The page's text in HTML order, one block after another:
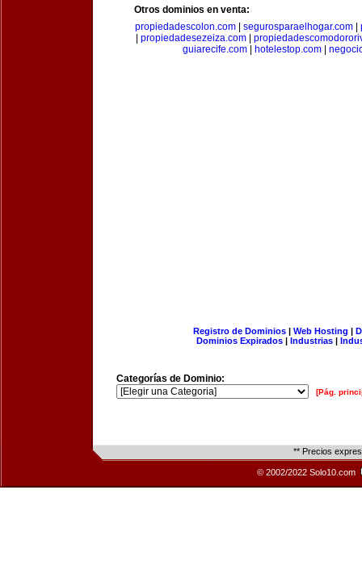
Otros dominios en venta:
propiedadescolon.com| segurosparaelhogar.com|
propiedadesezeiza.com|
guiarecife.com
hotelestop.com
Registro de Dominios| Web Hosting |
Dominios Expirados | Industrias |
Categorías de Dominio:
[Pág.
** Precios
© 2002/2022 Solo10.com